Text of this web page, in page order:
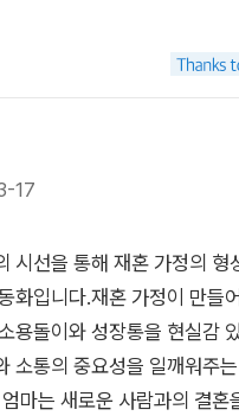
다며 마음속에 있었던 진심
우니의 잘못이 모두 사라진
고 다온이는 방문 닫고 들어
주었는지 엄마와 하온이는 마
터가 새끼들을 다 물어 죽인
없었을 것을 왜 아빠는 사
새 아빠는 왜 가족들을 모
생각으로 마음이 복잡해진 다
찾아가기로 합니다잘 정리
이가 햄스터를 키우며 함께
한 재미를 더해줍니다.재혼
더 자랐음을 느꼈습니다. 마
인연'가장 뭉클했던 장면은
의 무덤에 갔다가 하온이를
목에서 딸아이는 결국 눈물을
있는 하온이 아빠가 새아빠
낌이 들어.'눈시울을 붉히며
이 찡해졌습니다. 돌아가신
한다는 압박감에서 벗어나
것을 깨닫게 되는 다온이의
17
시선을 통해 재혼 가정의 형
화입니다.재혼 가정이 만들
용돌이와 성장통을 현실감
소통의 중요성을 일깨워주
마는 새로운 사람과의 결혼